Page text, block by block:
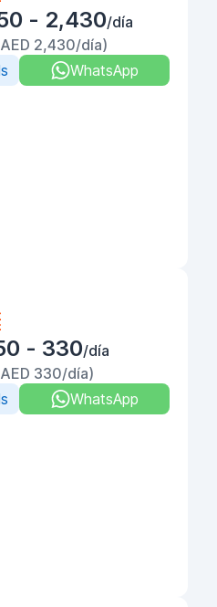
- 2,430/día
2,430/día)
WhatsApp
- 330/día
330/día)
WhatsApp